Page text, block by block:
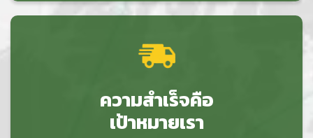
ความสำเร็จคือ
เป้าหมายเรา